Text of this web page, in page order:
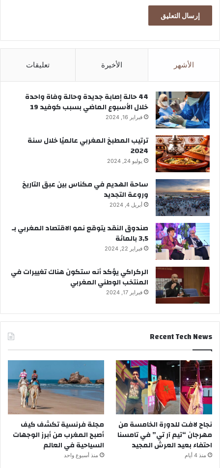
الأشهر الأخيرة تعليقات
44 حالة إصابة جديدة وحالة وفاة واحدة
خلال الأسبوع الماضي بسبب كوفيد 19
فبراير 16, 2024
ترتيب المطبخ المغربي عالميًا خلال سنة
2024
يوليو 24, 2024
ساحة الهديم في مكناس بين عبق التاريخ
وروعة التجديد
أبريل 4, 2024
صندوق النقد يتوقع نمو الاقتصاد المغربي بـ
3,5 بالمائة
فبراير 22, 2024
الركراكي يؤكد أنه ستكون هناك تغييرات في
المنتخب الوطني المغربي
فبراير 17, 2024
Recent Tech News
نجاح لافت للدورة الخامسة من
مهرجان “تيم آر تي” في تامسنا
احتفاء بعيد العرش المجيد
منذ 4 أيام
مجلة فرنسية تكشف كيف
أصبح المغرب من أبرز الوجهات
السياحية في العالم
منذ أسبوع واحد